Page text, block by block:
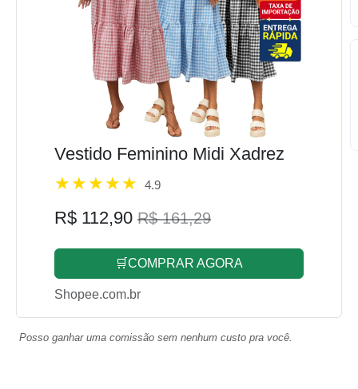
Vestido Feminino Midi Xadrez
4.9
R$ 112,90 R$ 161,29
🛒COMPRAR AGORA
Shopee.com.br
Posso ganhar uma comissão sem nenhum custo pra você.